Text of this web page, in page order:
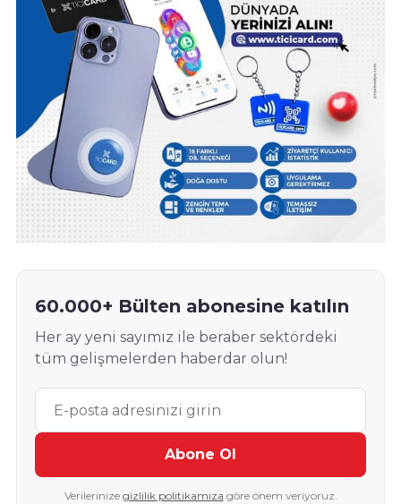
60.000+ Bülten abonesine katılın
Her ay yeni sayımız ile beraber sektördeki
tüm gelişmelerden haberdar olun!
Abone Ol
Verilerinize gizlilik politikamıza göre önem veriyoruz.